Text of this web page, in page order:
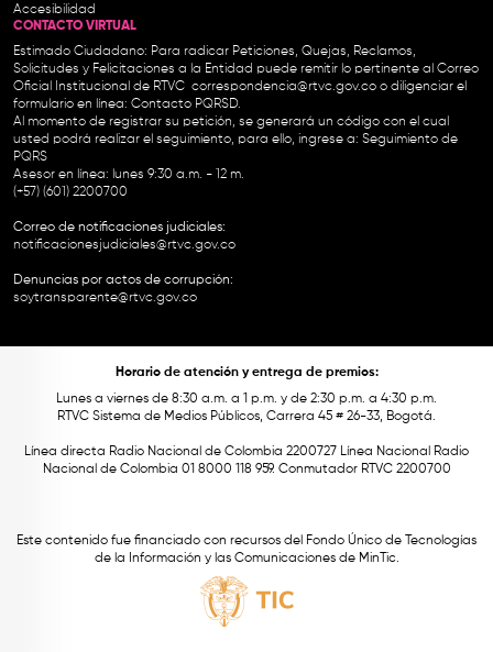
Accesibilidad
CONTACTO VIRTUAL
Estimado Ciudadano: Para radicar Peticiones, Quejas, Reclamos,
Solicitudes y Felicitaciones a la Entidad puede remitir lo pertinente al Correo
Oficial Institucional de RTVC correspondencia@rtvc.gov.co o diligenciar el
formulario en línea: Contacto PQRSD.
Al momento de registrar su petición, se generará un código con el cual
usted podrá realizar el seguimiento, para ello, ingrese a: Seguimiento de
PQRS
Asesor en línea: lunes 9:30 a.m. - 12 m.
(+57) (601) 2200700
Correo de notificaciones judiciales:
notificacionesjudiciales@rtvc.gov.co
Denuncias por actos de corrupción:
soytransparente@rtvc.gov.co
Horario de atención y entrega de premios:
Lunes a viernes de 8:30 a.m. a 1 p.m. y de 2:30 p.m. a 4:30 p.m.
RTVC Sistema de Medios Públicos, Carrera 45 # 26-33, Bogotá.
Línea directa Radio Nacional de Colombia 2200727 Línea Nacional Radio
Nacional de Colombia 01 8000 118 959. Conmutador RTVC 2200700
Este contenido fue financiado con recursos del Fondo Único de Tecnologías
de la Información y las Comunicaciones de MinTic.